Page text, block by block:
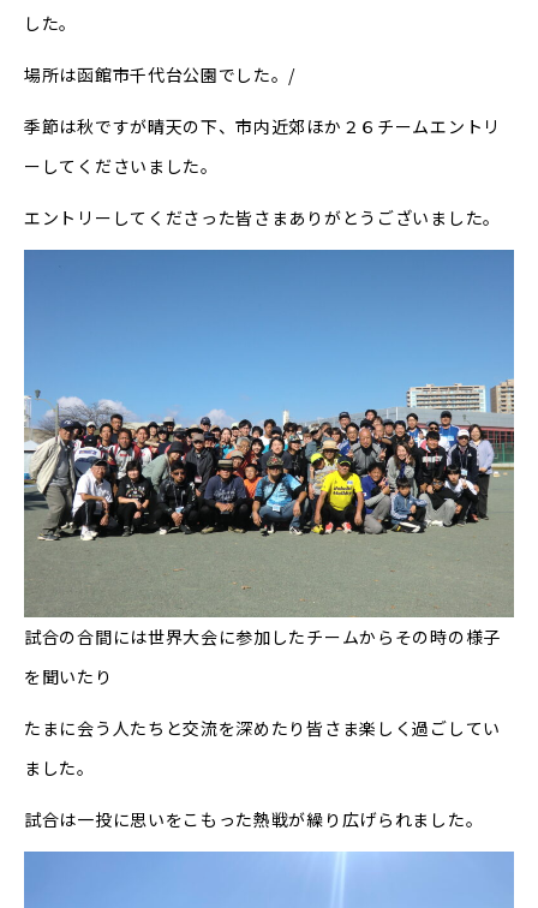
した。
場所は函館市千代台公園でした。/
季節は秋ですが晴天の下、市内近郊ほか２６チームエントリ
ーしてくださいました。
エントリーしてくださった皆さまありがとうございました。
試合の合間には世界大会に参加したチームからその時の様子
を聞いたり
たまに会う人たちと交流を深めたり皆さま楽しく過ごしてい
ました。
試合は一投に思いをこもった熱戦が繰り広げられました。